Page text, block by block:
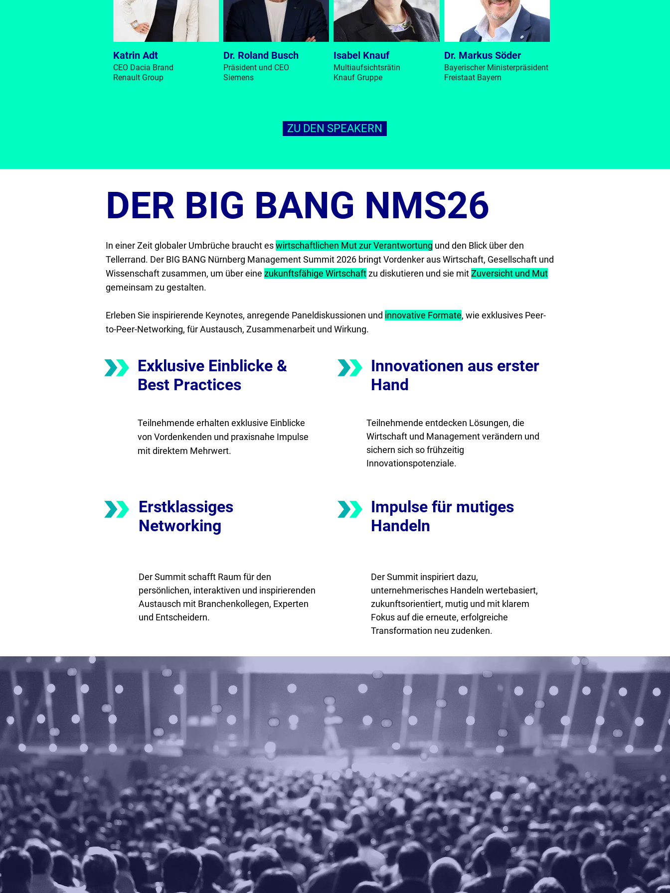
Katrin Adt
CEO Dacia Brand
Renault Group
Dr. Roland Busch
Präsident und CEO
Siemens
Isabel Knauf
Multiaufsichtsrätin
Knauf Gruppe
Dr. Markus Söder
Bayerischer Ministerpräsident
Freistaat Bayern
ZU DEN SPEAKERN
DER BIG BANG NMS26
In einer Zeit globaler Umbrüche braucht eswirtschaftlichen Mut zur Verantwortung und den Blick über den
Tellerrand. Der BIG BANG Nürnberg Management Summit 2026 bringt Vordenker aus Wirtschaft, Gesellschaft und
Wissenschaft zusammen, um über eine zukunftsfähige Wirtschaftzu diskutieren und sie mitZuversicht und Mut
gemeinsam zu gestalten.
Erleben Sie inspirierende Keynotes, anregende Paneldiskussionen und innovative Formate, wie exklusives Peer-
to-Peer-Networking, für Austausch, Zusammenarbeit und Wirkung.
Exklusive Einblicke &
Best Practices
Innovationen aus erster
Hand
Teilnehmende erhalten exklusive Einblicke
von Vordenkenden und praxisnahe Impulse
mit direktem Mehrwert.
Teilnehmende entdecken Lösungen, die
Wirtschaft und Management verändern und
sichern sich so frühzeitig
Innovationspotenziale.
Erstklassiges
Networking
Impulse für mutiges
Handeln
Der Summit schafft Raum für den
persönlichen, interaktiven und inspirierenden
Austausch mit Branchenkollegen, Experten
und Entscheidern.
Der Summit inspiriert dazu,
unternehmerisches Handeln wertebasiert,
zukunftsorientiert, mutig und mit klarem
Fokus auf die erneute, erfolgreiche
Transformation neu zudenken.